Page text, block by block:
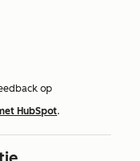
op
HubSpot.